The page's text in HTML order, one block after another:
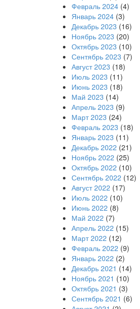
Февраль 2024 (4)
Январь 2024 (3)
Декабрь 2023 (16)
Ноябрь 2023 (20)
Октябрь 2023 (10)
Сентябрь 2023 (7)
Август 2023 (18)
Июль 2023 (11)
Июнь 2023 (18)
Май 2023 (14)
Апрель 2023 (9)
Март 2023 (24)
Февраль 2023 (18)
Январь 2023 (11)
Декабрь 2022 (21)
Ноябрь 2022 (25)
Октябрь 2022 (10)
Сентябрь 2022 (12)
Август 2022 (17)
Июль 2022 (10)
Июнь 2022 (8)
Май 2022 (7)
Апрель 2022 (15)
Март 2022 (12)
Февраль 2022 (9)
Январь 2022 (2)
Декабрь 2021 (14)
Ноябрь 2021 (10)
Октябрь 2021 (3)
Сентябрь 2021 (6)